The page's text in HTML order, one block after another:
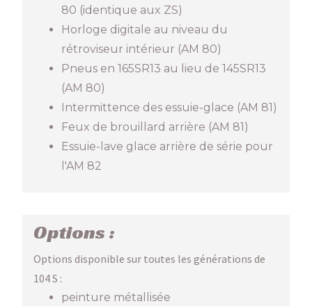
80 (identique aux ZS)
Horloge digitale au niveau du
rétroviseur intérieur (AM 80)
Pneus en 165SR13 au lieu de 145SR13
(AM 80)
Intermittence des essuie-glace (AM 81)
Feux de brouillard arrière (AM 81)
Essuie-lave glace arrière de série pour
l'AM 82
Options :
Options disponible sur toutes les générations de
104 S :
peinture métallisée